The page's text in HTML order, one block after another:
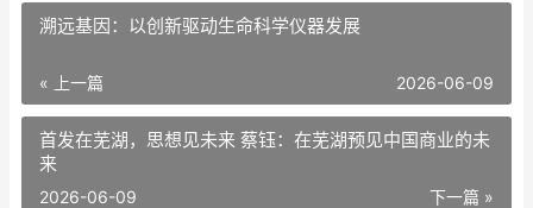
溯远基因：以创新驱动生命科学仪器发展
« 上一篇 2026-06-09
首发在芜湖，思想见未来 蔡钰：在芜湖预见中国商业的未
来
下一篇 »
2026-06-09